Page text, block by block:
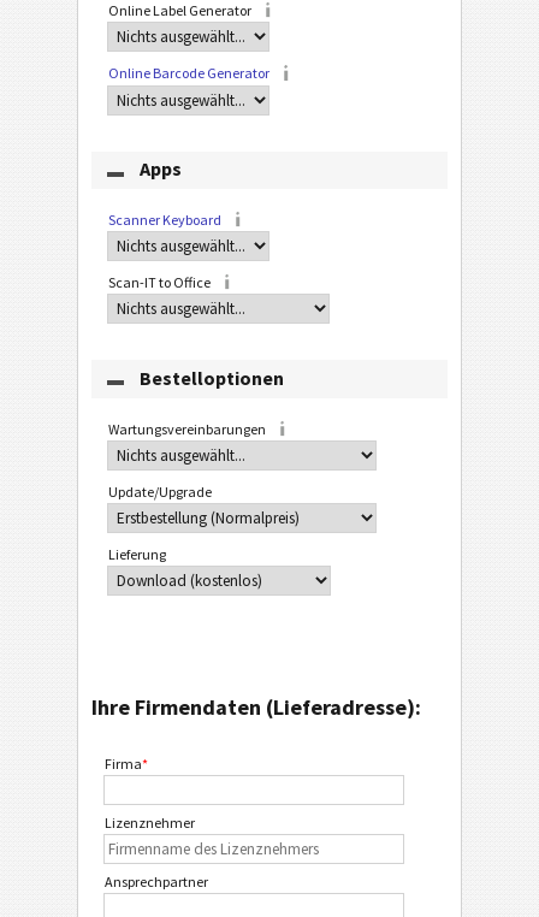
Online Label Generator
Online Barcode Generator
Apps
Scanner Keyboard
Scan-IT to Office
Bestelloptionen
Wartungsvereinbarungen
Update/Upgrade
Lieferung
Ihre Firmendaten (Lieferadresse):
Firma*
Lizenznehmer
Ansprechpartner